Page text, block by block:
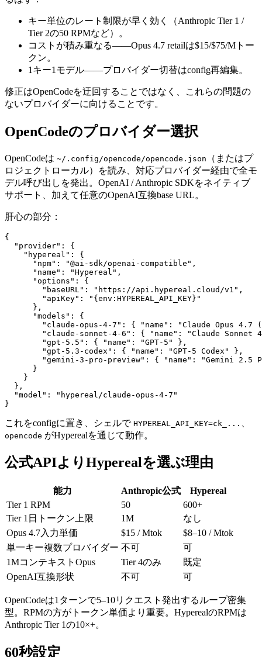
キー単位のレート制限が早く効く（Anthropic Tier 1 /
Tier 2の50 RPMなど）。
コストが積み重なる——Opus 4.7 retailは$15/$75/Mトー
クン。
1キー1モデル——プロバイダー切替はconfig再編集。
修正はOpenCodeを迂回することではなく、これらの問題の
ないプロバイダーに向けることです。
OpenCodeのプロバイダー選択
OpenCodeは ~/.config/opencode/opencode.json
（またはプ
ロジェクトローカル）を読み、対応プロバイダー経由で全モ
デル呼び出しを発出。OpenAI / Anthropic SDKをネイティブ
サポート、加えて任意のOpenAI互換base URL。
肝心の部分：
{
  "provider": {
    "hypereal": {
      "npm": "@ai-sdk/openai-compatible",
      "name": "Hypereal",
      "options": {
        "baseURL": "https://api.hypereal.cloud/v1",
        "apiKey": "{env:HYPEREAL_API_KEY}"
      },
      "models": {
"claude-opus-4-7": { "name": "Claude Opus 4.7
"claude-sonnet-4-6": { "name": "Claude Sonnet
        "gpt-5.5": { "name": "GPT-5" },
        "gpt-5.3-codex": { "name": "GPT-5 Codex" },
"gemini-3-pro-preview": { "name": "Gemini 2.5
      }
    }
  },
  "model": "hypereal/claude-opus-4-7"
これをconfigに置き、シェルで HYPEREAL_API_KEY=ck_...
opencode がHyperealを通じて動作。
公式APIよりHyperealを選ぶ理由
能力 Anthropic公式
Hypereal
Tier 1 RPM
50
600+
Tier 1日トークン上限
1M
なし
Opus 4.7入力単価
$15 / Mtok
$8–10 / Mtok
単一キー複数プロバイダー 不可
可
1MコンテキストOpus
Tier 4のみ
既定
OpenAI互換形状
不可 可
OpenCodeは1ターンで5–10リクエスト発出するループ密集
型。RPMの方がトークン単価より重要。HyperealのRPMは
Anthropic Tier 1の10×+。
60秒設定